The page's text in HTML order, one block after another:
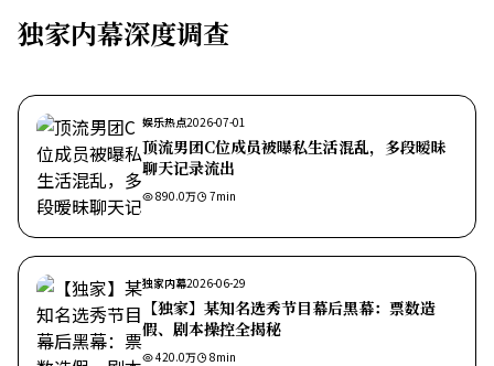
独家内幕深度调查
娱乐热点2026-07-01
顶流男团C位成员被曝私生活混乱，多段暧昧
聊天记录流出
890.0万 7min
独家内幕2026-06-29
【独家】某知名选秀节目幕后黑幕：票数造
假、剧本操控全揭秘
420.0万 8min